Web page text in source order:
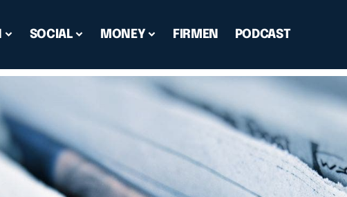
SOCIAL MONEY FIRMEN PODCAST